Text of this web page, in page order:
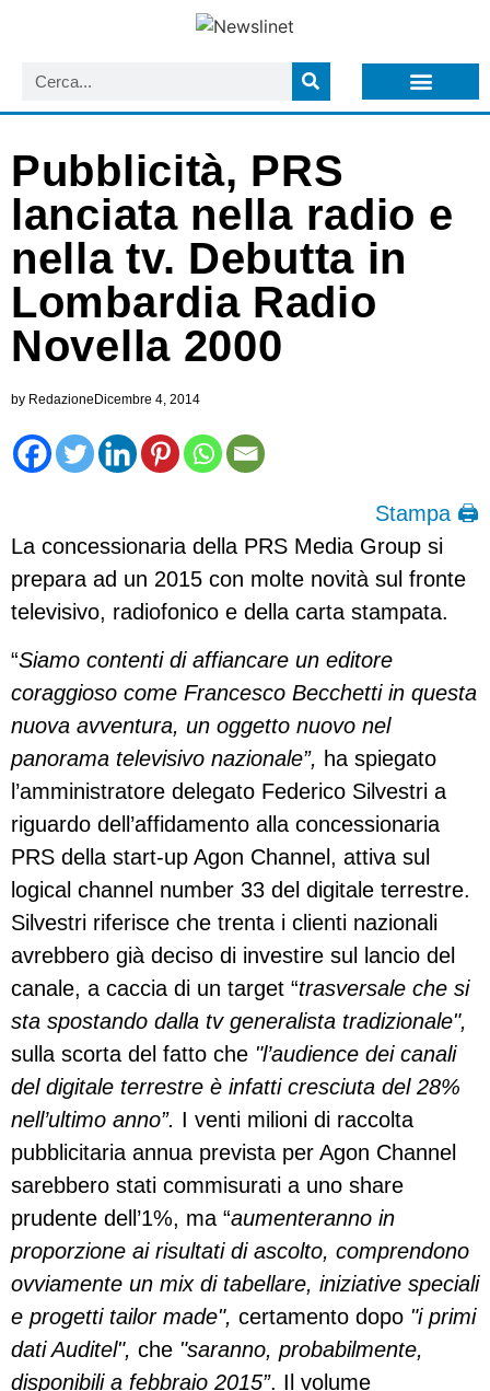
Pubblicità, PRS
lanciata nella radio e
nella tv. Debutta in
Lombardia Radio
Novella 2000
by RedazioneDicembre 4, 2014
Stampa 🖨
La concessionaria della PRS Media Group si
prepara ad un 2015 con molte novità sul fronte
televisivo, radiofonico e della carta stampata.
“Siamo contenti di affiancare un editore
coraggioso come Francesco Becchetti in questa
nuova avventura, un oggetto nuovo nel
panorama televisivo nazionale”, ha spiegato
l’amministratore delegato Federico Silvestri a
riguardo dell’affidamento alla concessionaria
PRS della start-up Agon Channel, attiva sul
logical channel number 33 del digitale terrestre.
Silvestri riferisce che trenta i clienti nazionali
avrebbero già deciso di investire sul lancio del
canale, a caccia di un target “trasversale che si
sta spostando dalla tv generalista tradizionale",
sulla scorta del fatto che "l’audience dei canali
del digitale terrestre è infatti cresciuta del 28%
nell’ultimo anno”. I venti milioni di raccolta
pubblicitaria annua prevista per Agon Channel
sarebbero stati commisurati a uno share
prudente dell’1%, ma “aumenteranno in
proporzione ai risultati di ascolto, comprendono
ovviamente un mix di tabellare, iniziative speciali
e progetti tailor made", certamento dopo "i primi
dati Auditel", che "saranno, probabilmente,
disponibili a febbraio 2015”. Il volume